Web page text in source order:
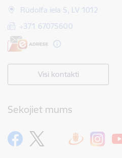
Rūdolfa iela 5, LV 1012
+371 67075600
Visi kontakti
Sekojiet mums